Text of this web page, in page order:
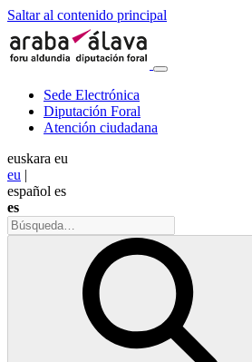
Saltar al contenido principal
Sede Electrónica
Diputación Foral
Atención ciudadana
euskara eu
eu |
español es
es